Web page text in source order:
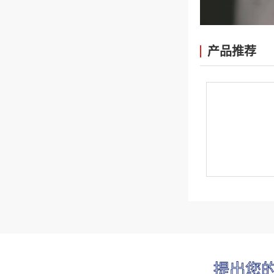
产品推荐
提出您